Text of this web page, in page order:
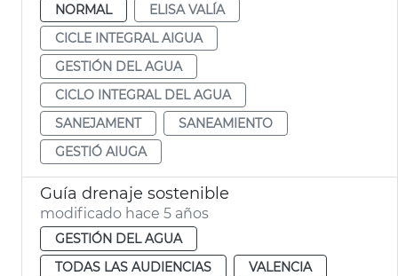
NORMAL
ELISA VALÍA
CICLE INTEGRAL AIGUA
GESTIÓN DEL AGUA
CICLO INTEGRAL DEL AGUA
SANEJAMENT
SANEAMIENTO
GESTIÓ AIUGA
Guía drenaje sostenible
modificado hace 5 años
GESTIÓN DEL AGUA
TODAS LAS AUDIENCIAS
VALENCIA